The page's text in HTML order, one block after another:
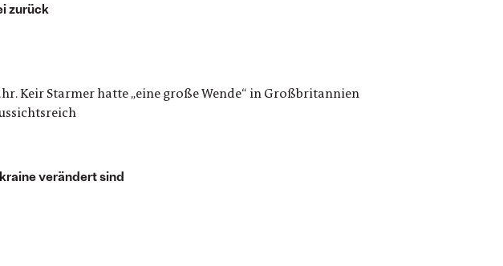
zurück
Keir Starmer hatte „eine große Wende“ in Großbritannien
verändert sind